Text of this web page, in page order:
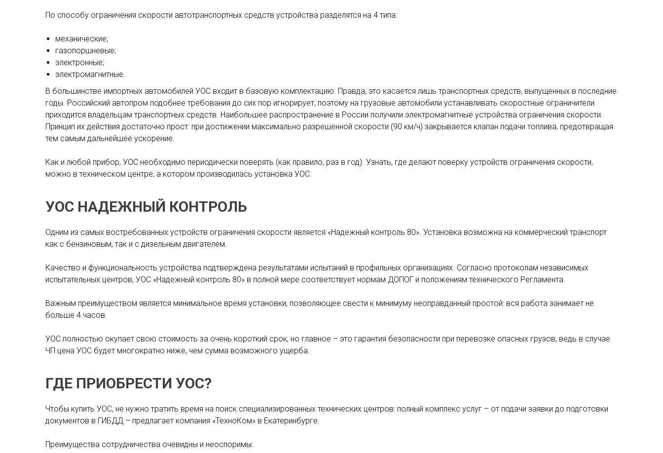
По способу ограничения скорости автотранспортных средств устройства разделятся на 4 типа:
механические;
газопоршневые;
электронные;
электромагнитные.
В большинстве импортных автомобилей УОС входит в базовую комплектацию. Правда, это касается лишь транспортных средств, выпущенных в последние
годы. Российский автопром подобнее требования до сих пор игнорирует, поэтому на грузовые автомобили устанавливать скоростные ограничители
приходится владельцам транспортных средств. Наибольшее распространение в России получили электромагнитные устройства ограничения скорости.
Принцип их действия достаточно прост: при достижении максимально разрешенной скорости (90 км/ч) закрывается клапан подачи топлива, предотвращая
тем самым дальнейшее ускорение.
Как и любой прибор, УОС необходимо периодически поверять (как правило, раз в год). Узнать, где делают поверку устройств ограничения скорости,
можно в техническом центре, а котором производилась установка УОС.
УОС НАДЕЖНЫЙ КОНТРОЛЬ
Одним из самых востребованных устройств ограничения скорости является «Надежный контроль 80». Установка возможна на коммерческий транспорт
как с бензиновым, так и с дизельным двигателем.
Качество и функциональность устройства подтверждена результатами испытаний в профильных организациях. Согласно протоколам независимых
испытательных центров, УОС «Надежный контроль 80» в полной мере соответствует нормам ДОПОГ и положениям технического Регламента.
Важным преимуществом является минимальное время установки, позволяющее свести к минимуму неоправданный простой: вся работа занимает не
больше 4 часов.
УОС полностью окупает свою стоимость за очень короткий срок, но главное – это гарантия безопасности при перевозке опасных грузов, ведь в случае
ЧП цена УОС будет многократно ниже, чем сумма возможного ущерба.
ГДЕ ПРИОБРЕСТИ УОС?
Чтобы купить УОС, не нужно тратить время на поиск специализированных технических центров: полный комплекс услуг – от подачи заявки до подготовки
документов в ГИБДД – предлагает компания «ТехноКом» в Екатеринбурге.
Преимущества сотрудничества очевидны и неоспоримы: